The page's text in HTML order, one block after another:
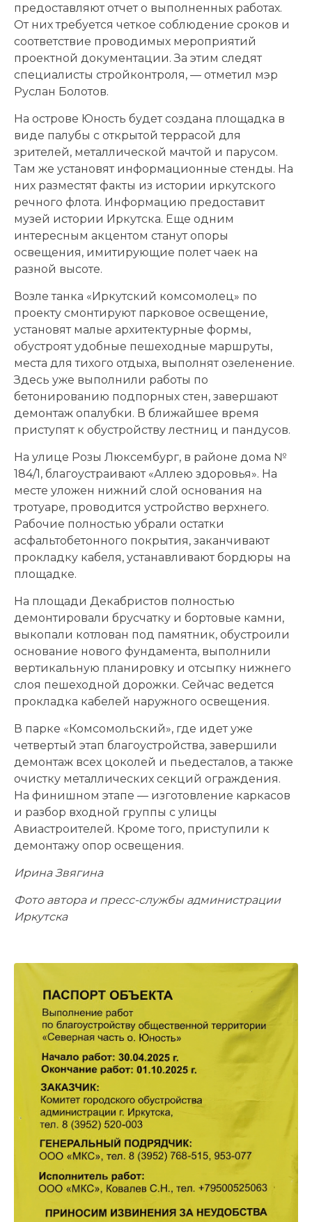
предоставляют отчет о выполненных работах.
От них требуется четкое соблюдение сроков и
соответствие проводимых мероприятий
проектной документации. За этим следят
специалисты стройконтроля, — отметил мэр
Руслан Болотов.
На острове Юность будет создана площадка в
виде палубы с открытой террасой для
зрителей, металлической мачтой и парусом.
Там же установят информационные стенды. На
них разместят факты из истории иркутского
речного флота. Информацию предоставит
музей истории Иркутска. Еще одним
интересным акцентом станут опоры
освещения, имитирующие полет чаек на
разной высоте.
Возле танка «Иркутский комсомолец» по
проекту смонтируют парковое освещение,
установят малые архитектурные формы,
обустроят удобные пешеходные маршруты,
места для тихого отдыха, выполнят озеленение.
Здесь уже выполнили работы по
бетонированию подпорных стен, завершают
демонтаж опалубки. В ближайшее время
приступят к обустройству лестниц и пандусов.
На улице Розы Люксембург, в районе дома №
184/1, благоустраивают «Аллею здоровья». На
месте уложен нижний слой основания на
тротуаре, проводится устройство верхнего.
Рабочие полностью убрали остатки
асфальтобетонного покрытия, заканчивают
прокладку кабеля, устанавливают бордюры на
площадке.
На площади Декабристов полностью
демонтировали брусчатку и бортовые камни,
выкопали котлован под памятник, обустроили
основание нового фундамента, выполнили
вертикальную планировку и отсыпку нижнего
слоя пешеходной дорожки. Сейчас ведется
прокладка кабелей наружного освещения.
В парке «Комсомольский», где идет уже
четвертый этап благоустройства, завершили
демонтаж всех цоколей и пьедесталов, а также
очистку металлических секций ограждения.
На финишном этапе — изготовление каркасов
и разбор входной группы с улицы
Авиастроителей. Кроме того, приступили к
демонтажу опор освещения.
Ирина Звягина
Фото автора и пресс-службы администрации
Иркутска